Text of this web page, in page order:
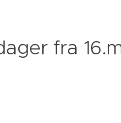
fra